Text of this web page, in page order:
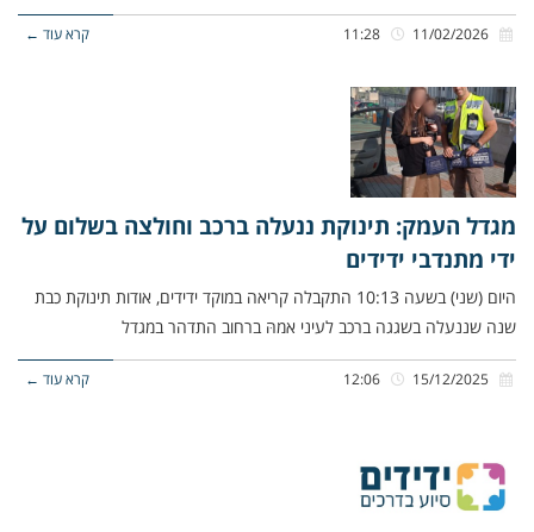
קרא עוד ←
מגדל העמק: תינוקת ננעלה ברכב וחולצה בשלום על
ידי מתנדבי ידידים
היום (שני) בשעה 10:13 התקבלה קריאה במוקד ידידים, אודות תינוקת כבת
שנה שננעלה בשגגה ברכב לעיני אמהּ ברחוב התדהר במגדל
קרא עוד ←